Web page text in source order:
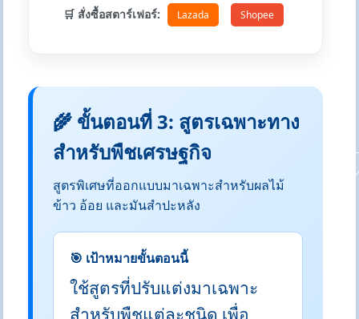
🛒 สั่งซื้อสตาร์เฟอร์: Lazada Shopee
🌾 ขั้นตอนที่ 3: สูตรเฉพาะทาง
สำหรับพืชเศรษฐกิจ
สูตรพิเศษที่ออกแบบมาเฉพาะสำหรับผลไม้
ข้าว อ้อย และมันสำปะหลัง
🎯 เป้าหมายขั้นตอนนี้
ใช้สูตรที่ปรับแต่งมาเฉพาะ
สำหรับพืชแต่ละชนิด เพื่อ